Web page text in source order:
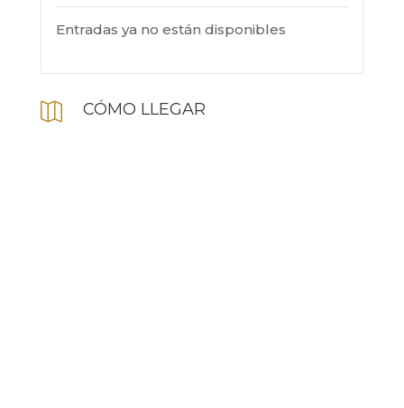
Entradas ya no están disponibles
 CÓMO LLEGAR